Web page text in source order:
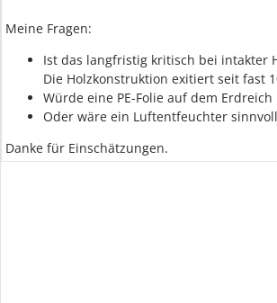
Meine Fragen:
Ist das langfristig kritisch bei intakter
Die Holzkonstruktion exitiert seit fast
Würde eine PE-Folie auf dem Erdreich
Oder wäre ein Luftentfeuchter
Danke für Einschätzungen.